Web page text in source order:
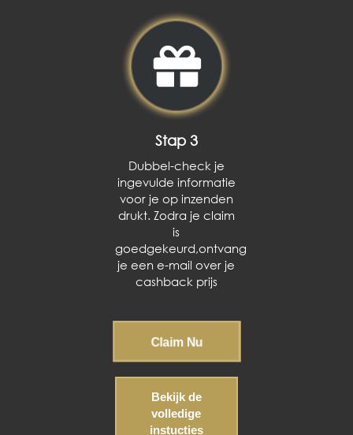
Stap 3
Dubbel-check je
ingevulde informatie
voor je op inzenden
drukt. Zodra je claim
is
goedgekeurd,ontvang
je een e-mail over je
cashback prijs
Claim Nu
Bekijk de
volledige
instucties